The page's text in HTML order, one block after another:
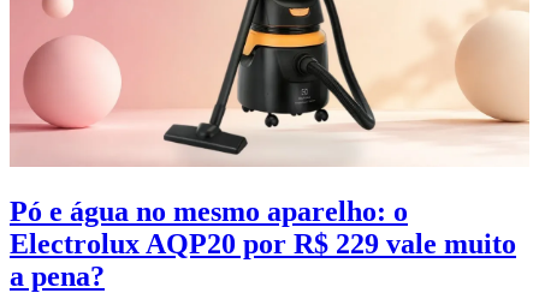
Pó e água no mesmo aparelho: o
Electrolux AQP20 por R$ 229 vale muito
a pena?